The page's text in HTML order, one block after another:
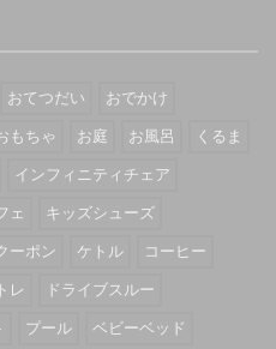
おてつだい
おでかけ
もちゃ お庭 お風呂
くるま
インフィニティチェア
ェ
キッズシューズ
ーポン ケトル
コーヒー
レ
ドライブスルー
プール ベビーベッド